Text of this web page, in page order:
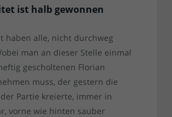
ist halb gewonnen
haben alle, nicht durchweg
man an dieser Stelle einmal
gescholtenen Florian
muss, der gestern die
Partie kreierte, immer in
vorne wie hinten sauber